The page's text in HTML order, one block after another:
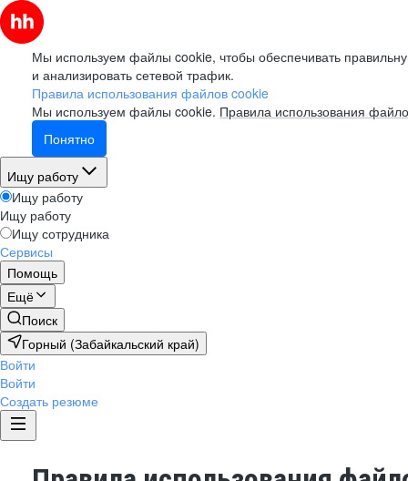
Мы используем файлы cookie, чтобы обеспечивать
и анализировать сетевой трафик.
Правила использования файлов cookie
Мы используем файлы cookie. Правила использования
Понятно
Ищу работу
Ищу работу
Ищу работу
Ищу сотрудника
Сервисы
Помощь
Ещё
Поиск
Горный (Забайкальский край)
Войти
Войти
Создать резюме